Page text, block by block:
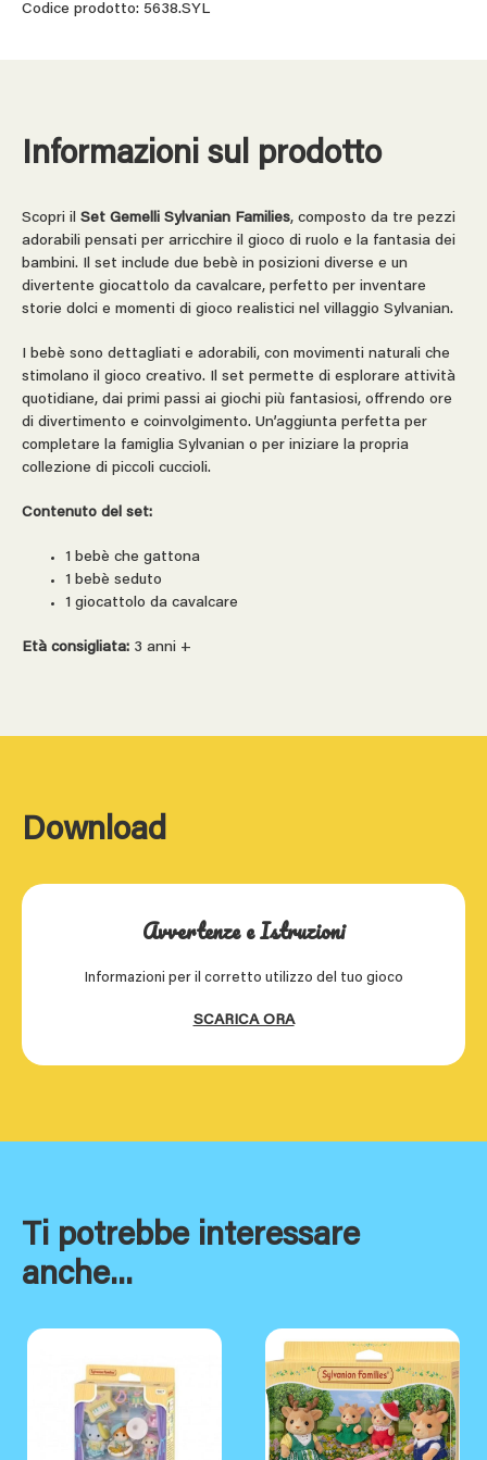
Codice prodotto: 5638.SYL
Informazioni sul prodotto
Scopri il Set Gemelli Sylvanian Families, composto da tre pezzi
adorabili pensati per arricchire il gioco di ruolo e la fantasia dei
bambini. Il set include due bebè in posizioni diverse e un
divertente giocattolo da cavalcare, perfetto per inventare
storie dolci e momenti di gioco realistici nel villaggio Sylvanian.
I bebè sono dettagliati e adorabili, con movimenti naturali che
stimolano il gioco creativo. Il set permette di esplorare attività
quotidiane, dai primi passi ai giochi più fantasiosi, offrendo ore
di divertimento e coinvolgimento. Un’aggiunta perfetta per
completare la famiglia Sylvanian o per iniziare la propria
collezione di piccoli cuccioli.
Contenuto del set:
1 bebè che gattona
1 bebè seduto
1 giocattolo da cavalcare
Età consigliata: 3 anni +
Download
Avvertenze e Istruzioni
Informazioni per il corretto utilizzo del tuo gioco
SCARICA ORA
Ti potrebbe interessare
anche...